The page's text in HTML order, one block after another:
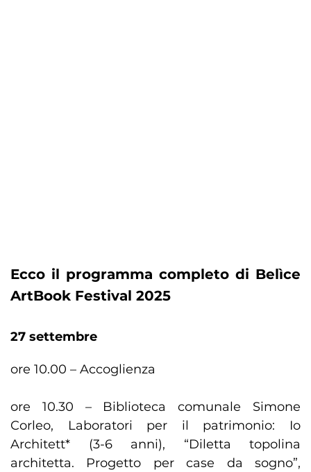
Ecco il programma completo di Belìce
ArtBook Festival 2025
27 settembre
ore 10.00 – Accoglienza
ore 10.30 – Biblioteca comunale Simone
Corleo, Laboratori per il patrimonio: Io
Architett* (3-6 anni), “Diletta topolina
architetta. Progetto per case da sogno”,